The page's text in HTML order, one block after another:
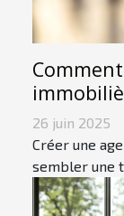
26 juin 2025
Créer une
sembler une